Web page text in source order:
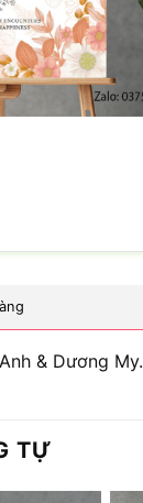
& Dương My.
TỰ